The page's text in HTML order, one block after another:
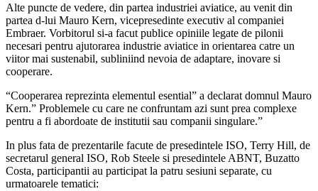
Alte puncte de vedere, din partea industriei aviatice, au venit din
partea d-lui Mauro Kern, vicepresedinte executiv al companiei
Embraer. Vorbitorul si-a facut publice opiniile legate de pilonii
necesari pentru ajutorarea industrie aviatice in orientarea catre un
viitor mai sustenabil, subliniind nevoia de adaptare, inovare si
cooperare.
“Cooperarea reprezinta elementul esential” a declarat domnul Mauro
Kern.” Problemele cu care ne confruntam azi sunt prea complexe
pentru a fi abordoate de institutii sau companii singulare.”
In plus fata de prezentarile facute de presedintele ISO, Terry Hill, de
secretarul general ISO, Rob Steele si presedintele ABNT, Buzatto
Costa, participantii au participat la patru sesiuni separate, cu
urmatoarele tematici: